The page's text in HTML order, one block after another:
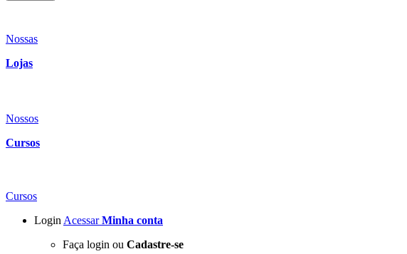
Nossas
Lojas
Nossos
Cursos
Cursos
Login Acessar Minha conta
Faça login ou Cadastre-se